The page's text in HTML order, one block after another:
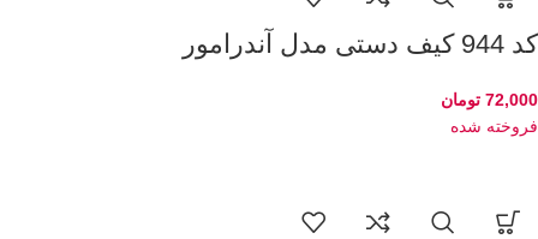
کد 944 کیف دستی مدل آندرامور
72,000 تومان
فروخته شده